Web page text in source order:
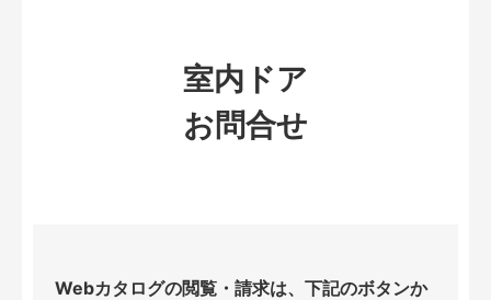
室内ドア
お問合せ
Webカタログの閲覧・請求は、下記のボタンか